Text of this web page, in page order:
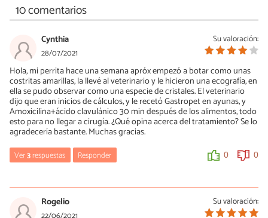
10 comentarios
Su valoración:
Cynthia
28/07/2021
Hola, mi perrita hace una semana apróx empezó a botar como unas
costritas amarillas, la llevé al veterinario y le hicieron una ecografía, en
ella se pudo observar como una especie de cristales. El veterinario
dijo que eran inicios de cálculos, y le recetó Gastropet en ayunas, y
Amoxicilina+ácido clavulánico 30 min después de los alimentos, todo
esto para no llegar a cirugía. ¿Qué opina acerca del tratamiento? Se lo
agradecería bastante. Muchas gracias.
Ver3respuestas Responder 0 0
28/07/2021
Hola, depende de qué tipo sean los cristales. Un saludo.
Su valoración:
Rogelio